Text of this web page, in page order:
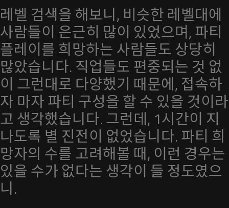
레벨 검색을 해보니, 비슷한 레벨대에
사람들이 은근히 많이 있었으며, 파티
플레이를 희망하는 사람들도 상당히
많았습니다. 직업들도 편중되는 것 없
이 그런대로 다양했기 때문에, 접속하
자 마자 파티 구성을 할 수 있을 것이라
고 생각했습니다. 그런데, 1시간이 지
나도록 별 진전이 없었습니다. 파티 희
망자의 수를 고려해볼 때, 이런 경우는
있을 수가 없다는 생각이 들 정도였으
니.